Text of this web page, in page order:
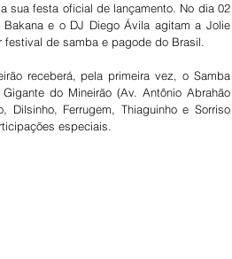
sua festa oficial de lançamento. No dia 02
e o DJ Diego Ávila agitam a Jolie
festival de samba e pagode do Brasil.
receberá, pela primeira vez, o Samba
do Mineirão (Av. Antônio Abrahão
Ferrugem, Thiaguinho e Sorriso
especiais.